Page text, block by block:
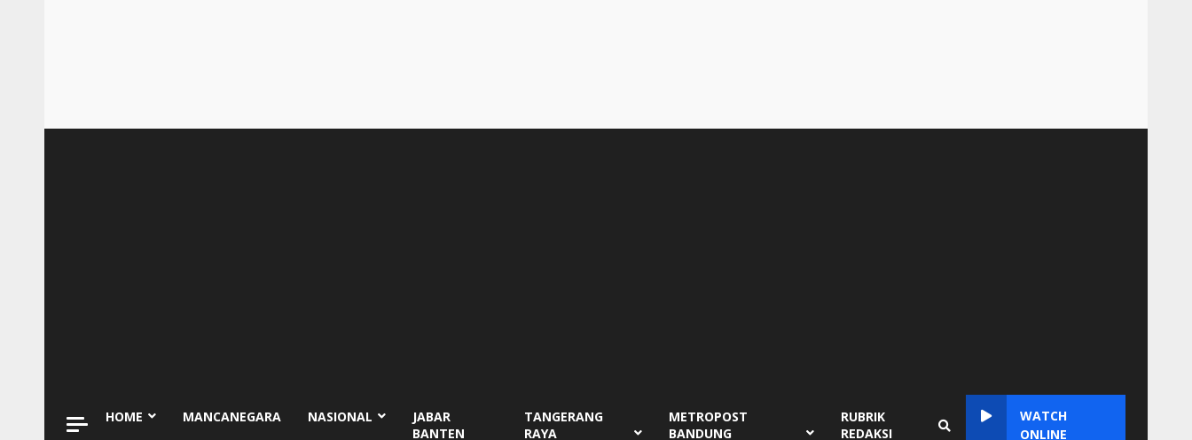
HOME MANCANEGARA NASIONAL
JABAR
BANTEN
TANGERANG
RAYA
METROPOST
BANDUNG
RUBRIK
REDAKSI
WATCH
ONLINE